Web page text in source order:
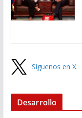
Síguenos en X
Desarrollo